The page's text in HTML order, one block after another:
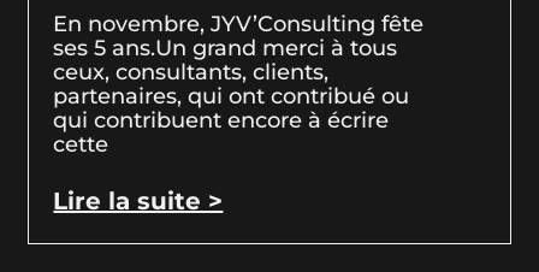
En novembre, JYV’Consulting fête
ses 5 ans.Un grand merci à tous
ceux, consultants, clients,
partenaires, qui ont contribué ou
qui contribuent encore à écrire
cette
Lire la suite >